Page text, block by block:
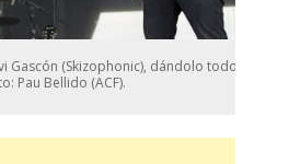
Gascón (Skizophonic), dándolo todo
Pau Bellido (ACF).